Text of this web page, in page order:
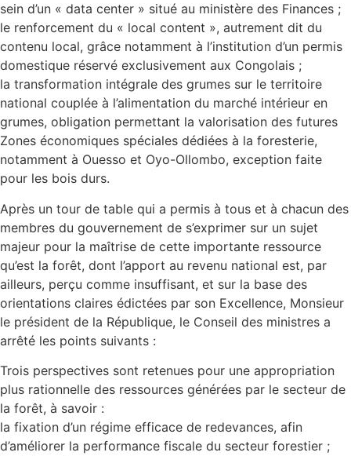
sein d’un « data center » situé au ministère des Finances ;
le renforcement du « local content », autrement dit du
contenu local, grâce notamment à l’institution d’un permis
domestique réservé exclusivement aux Congolais ;
la transformation intégrale des grumes sur le territoire
national couplée à l’alimentation du marché intérieur en
grumes, obligation permettant la valorisation des futures
Zones économiques spéciales dédiées à la foresterie,
notamment à Ouesso et Oyo-Ollombo, exception faite
pour les bois durs.
Après un tour de table qui a permis à tous et à chacun des
membres du gouvernement de s’exprimer sur un sujet
majeur pour la maîtrise de cette importante ressource
qu’est la forêt, dont l’apport au revenu national est, par
ailleurs, perçu comme insuffisant, et sur la base des
orientations claires édictées par son Excellence, Monsieur
le président de la République, le Conseil des ministres a
arrêté les points suivants :
Trois perspectives sont retenues pour une appropriation
plus rationnelle des ressources générées par le secteur de
la forêt, à savoir :
la fixation d’un régime efficace de redevances, afin
d’améliorer la performance fiscale du secteur forestier ;